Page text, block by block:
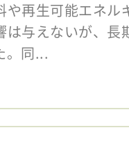
や再生可能エネル
は与えないが、長
。同...